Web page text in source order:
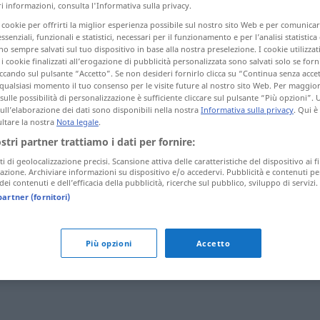
vorziehen
informazioni, consulta l'Informativa sulla privacy.
per offrirti la miglior esperienza possibile sul nostro sito Web e per
funzionali e statistici, necessari per il funzionamento e per l’analisi
sempre salvati sul tuo dispositivo in base alla nostra preselezione. I cookie
cookie finalizzati all’erogazione di pubblicità personalizzata sono salvati solo se
sul pulsante “Accetto”. Se non desideri fornirlo clicca su “Continua senza
momento il tuo consenso per le visite future al nostro sito Web. Per
possibilità di personalizzazione è sufficiente cliccare sul pulsante “Più opzioni”.
dei dati sono disponibili nella nostra Informativa sulla privacy. Qui
la nostra Nota legale.
partner trattiamo i dati per fornire:
di geolocalizzazione precisi. Scansione attiva delle caratteristiche del dispositivo ai
Archiviare informazioni su dispositivo e/o accedervi. Pubblicità e contenuti
contenuti e dell’efficacia della pubblicità, ricerche sul pubblico, sviluppo di servizi.
(fornitori)
Più opzioni Accetto